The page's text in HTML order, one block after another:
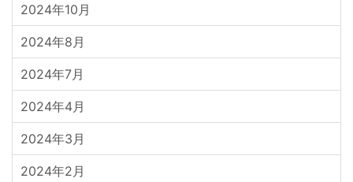
2024年10月
2024年8月
2024年7月
2024年4月
2024年3月
2024年2月